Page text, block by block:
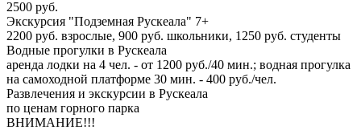
2500 руб.
Экскурсия "Подземная Рускеала" 7+
2200 руб. взрослые, 900 руб. школьники, 1250 руб. студенты
Водные прогулки в Рускеала
аренда лодки на 4 чел. - от 1200 руб./40 мин.; водная прогулка
на самоходной платформе 30 мин. - 400 руб./чел.
Развлечения и экскурсии в Рускеала
по ценам горного парка
ВНИМАНИЕ!!!